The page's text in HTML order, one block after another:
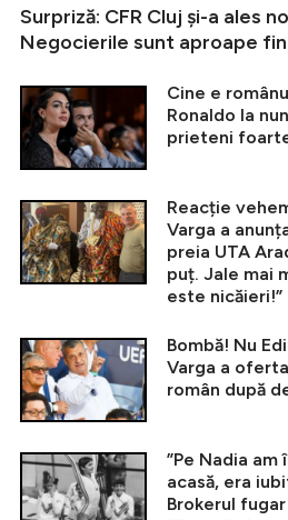
Surpriză: CFR Cluj și-a ales
Negocierile sunt aproape
Cine e
Ronaldo la
prieteni
Reacție
Varga a
preia UTA
puț. Jale mai
este nicăieri!”
Bombă! Nu
Varga a
român după
”Pe Nadia
acasă, era
Brokerul